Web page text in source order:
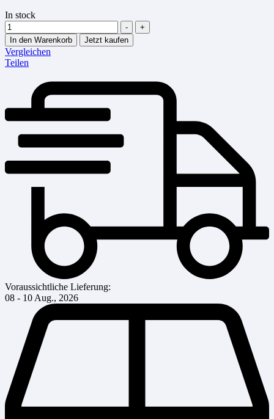
In stock
Menge
-
+
In den Warenkorb
Jetzt kaufen
Vergleichen
Teilen
Voraussichtliche Lieferung:
08 - 10 Aug., 2026